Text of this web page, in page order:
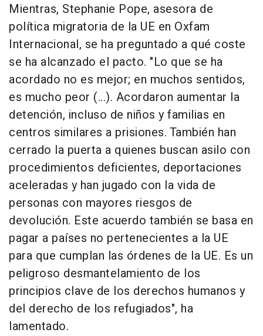
Mientras, Stephanie Pope, asesora de
política migratoria de la UE en Oxfam
Internacional, se ha preguntado a qué coste
se ha alcanzado el pacto. "Lo que se ha
acordado no es mejor; en muchos sentidos,
es mucho peor (...). Acordaron aumentar la
detención, incluso de niños y familias en
centros similares a prisiones. También han
cerrado la puerta a quienes buscan asilo con
procedimientos deficientes, deportaciones
aceleradas y han jugado con la vida de
personas con mayores riesgos de
devolución. Este acuerdo también se basa en
pagar a países no pertenecientes a la UE
para que cumplan las órdenes de la UE. Es un
peligroso desmantelamiento de los
principios clave de los derechos humanos y
del derecho de los refugiados", ha
lamentado.